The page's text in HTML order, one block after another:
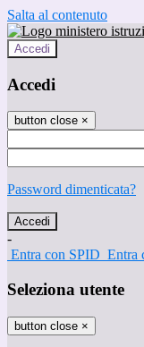
Salta al contenuto
Accedi
Accedi
button close ×
Password dimenticata?
-
Entra con SPID Entra
Seleziona utente
button close ×